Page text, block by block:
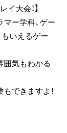
イ大会！】
ー学科、ゲー
いえるゲー
囲気もわかる
できますよ！